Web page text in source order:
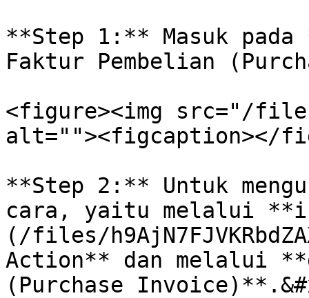
**Step 1:** Masuk pada
Faktur Pembelian
<figure><img src="/files/
alt=""><figcaption></
**Step 2:** Untuk
cara, yaitu melalui
(/files/
Action** dan melalui
(Purchase